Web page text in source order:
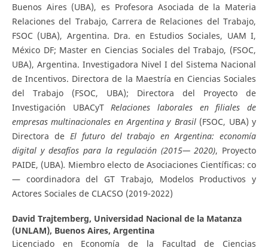
Buenos Aires (UBA), es Profesora Asociada de la Materia
Relaciones del Trabajo, Carrera de Relaciones del Trabajo,
FSOC (UBA), Argentina. Dra. en Estudios Sociales, UAM I,
México DF; Master en Ciencias Sociales del Trabajo, (FSOC,
UBA), Argentina. Investigadora Nivel I del Sistema Nacional
de Incentivos. Directora de la Maestría en Ciencias Sociales
del Trabajo (FSOC, UBA); Directora del Proyecto de
Investigación UBACyT Relaciones laborales en filiales de
empresas multinacionales en Argentina y Brasil (FSOC, UBA) y
Directora de El futuro del trabajo en Argentina: economía
digital y desafíos para la regulación (2015— 2020), Proyecto
PAIDE, (UBA). Miembro electo de Asociaciones Científicas: co
— coordinadora del GT Trabajo, Modelos Productivos y
Actores Sociales de CLACSO (2019-2022)
David Trajtemberg, Universidad Nacional de la Matanza
(UNLAM), Buenos Aires, Argentina
Licenciado en Economía de la Facultad de Ciencias